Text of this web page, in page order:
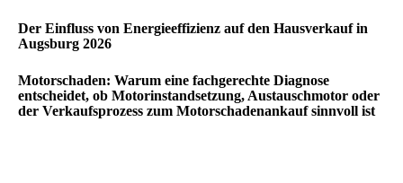
Der Einfluss von Energieeffizienz auf den Hausverkauf in
Augsburg 2026
Motorschaden: Warum eine fachgerechte Diagnose
entscheidet, ob Motorinstandsetzung, Austauschmotor oder
der Verkaufsprozess zum Motorschadenankauf sinnvoll ist